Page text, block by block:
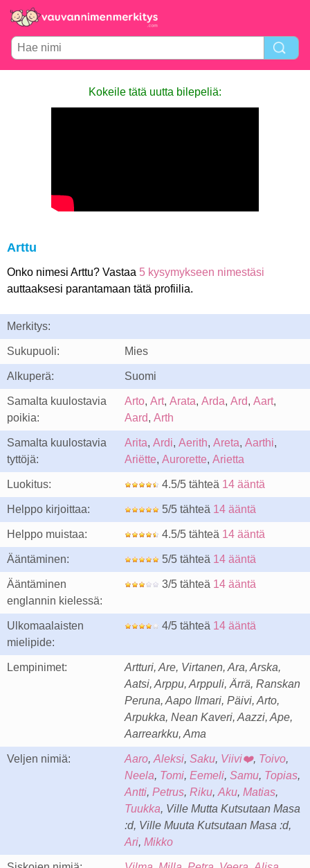
Kokeile tätä uutta bilepeliä:
Arttu
Onko nimesi Arttu? Vastaa 5 kysymykseen nimestäsi
auttaaksesi parantamaan tätä profiilia.
Merkitys:
Sukupuoli: Mies
Alkuperä: Suomi
Samalta kuulostavia
poikia:
Arto, Art, Arata, Arda, Ard, Aart,
Aard, Arth
Samalta kuulostavia
tyttöjä:
Arita, Ardi, Aerith, Areta, Aarthi,
Ariëtte, Aurorette, Arietta
Luokitus: 4.5/5 tähteä 14 ääntä
Helppo kirjoittaa: 5/5 tähteä 14 ääntä
Helppo muistaa: 4.5/5 tähteä 14 ääntä
Ääntäminen: 5/5 tähteä 14 ääntä
Ääntäminen
englannin kielessä:
3/5 tähteä 14 ääntä
Ulkomaalaisten
mielipide:
4/5 tähteä 14 ääntä
Lempinimet:
Artturi, Are, Virtanen, Ara, Arska,
Aatsi, Arppu, Arppuli, Ärrä, Ranskan
Peruna, Aapo Ilmari, Päivi, Arto,
Arpukka, Nean Kaveri, Aazzi, Ape,
Aarrearkku, Ama
Veljen nimiä: Aaro, Aleksi, Saku, Viivi❤️, Toivo,
Neela, Tomi, Eemeli, Samu, Topias,
Antti, Petrus, Riku, Aku, Matias,
Tuukka, Ville Mutta Kutsutaan Masa
:d, Ville Muuta Kutsutaan Masa :d,
Ari, Mikko